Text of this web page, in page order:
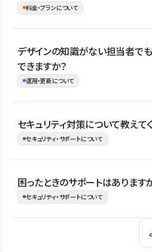
め、移行後にページ構成やデザイン、
理、セキュリティ確認、既存システ
ない段階でも、お問い合わせください
お問合せはこちら
料金・プランについて
公開ページ数、バージョン履歴の期間
管理の有無などがプランごとに異な
ージをご覧ください。
デザインの知識がない担当者で
できますか？
運用・更新について
はい。CMSやコンポーネントを活用し
ことで、デザインを崩しにくい状態で
ながらレイアウトに影響を与えずに更
す。
セキュリティ対策について教えて
セキュリティ・サポートについて
Studioでは、公開サイトやサービスを
の暗号化、データ保護、アクセス管
はSSL/TLSによる通信暗号化に対応
困ったときのサポートはあります
セキュリティ・サポートについて
操作方法や機能については、ヘルプ